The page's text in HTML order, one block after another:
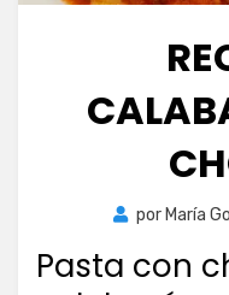
por María
Pasta con